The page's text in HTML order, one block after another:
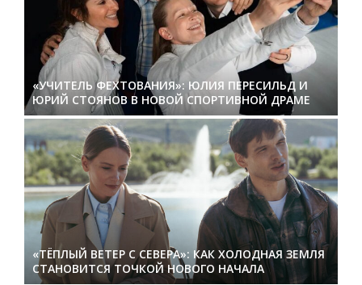
«УЧИТЕЛЬ ФЕХТОВАНИЯ»: ЮЛИЯ ПЕРЕСИЛЬД И
ЮРИЙ СТОЯНОВ В НОВОЙ СПОРТИВНОЙ ДРАМЕ
«ТЁПЛЫЙ ВЕТЕР С СЕВЕРА»: КАК ХОЛОДНАЯ ЗЕМЛЯ
СТАНОВИТСЯ ТОЧКОЙ НОВОГО НАЧАЛА